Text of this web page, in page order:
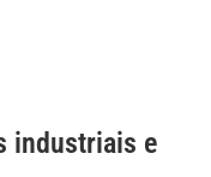
industriais e